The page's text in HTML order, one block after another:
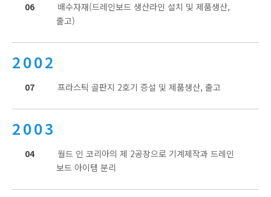
06
배수자재(드레인보드 생산라인 설치 및 제품생산,
출고)
2002
07 프라스틱 골판지 2호기 증설 및 제품생산, 출고
2003
04
월드 인 코리아의 제 2공장으로 기계제작과 드레인
보드 아이템 분리